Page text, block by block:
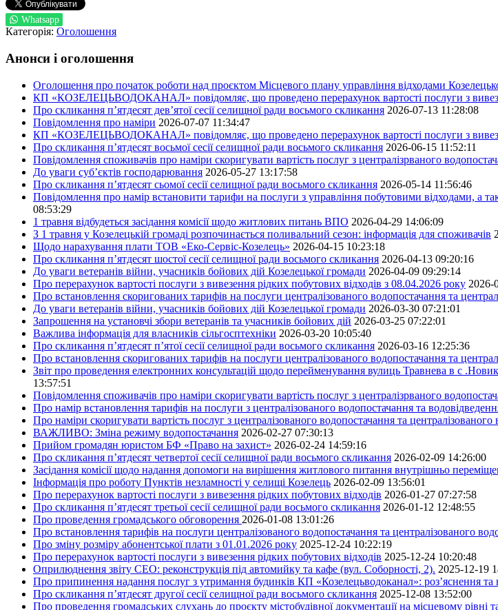
Whatsapp
Категорія: Оголошення
Анонси і оголошення
Оголошення про початок роботи над проєктом Місцевого плану управління відходами
КП «КОЗЕЛЕЦЬВОДОКАНАЛ» повідомляє, що проведено перерахунок вартості послуги з
Про скликання п’ятдесят дев’ятої сесії селищної ради восьмого скликання 2026-07-13 11:28:08
Повідомлення про наміри 2026-07-07 11:34:47
КП «КОЗЕЛЕЦЬВОДОКАНАЛ» повідомляє, що проведено перерахунок вартості послуги з
Про скликання п’ятдесят восьмої сесії селищної ради восьмого скликання 2026-06-15 11:52:11
Повідомлення споживачів про наміри скоригувати вартість послуг з централізрваного
До уваги суб’єктів господарювання 2026-05-27 13:17:58
Про скликання п’ятдесят сьомої сесії селищної ради восьмого скликання 2026-05-14 11:56:46
Повідомлення про намір встановити тарифи на послуги з управління побутовими відходами, а
08:53:29
1 травня відбудеться засідання комісії щодо житлових питань ВПО 2026-04-29 14:06:09
З 1 травня у Козелецькій громаді розпочинається поливальний сезон: інформація для споживачів
Щодо нарахування плати ТОВ «Еко-Сервіс-Козелець» 2026-04-15 10:23:18
Про скликання п’ятдесят шостої сесії селищної ради восьмого скликання 2026-04-13 09:20:16
До уваги ветеранів війни, учасників бойових дій Козелецької громади 2026-04-09 09:29:14
Про перерахунок вартості послуги з вивезення рідких побутових відходів з 08.04.2026 року 2026-
Про встановлення скоригованих тарифів на послуги централізованого водопостачання та
До уваги ветеранів війни, учасників бойових дій Козелецької громади 2026-03-30 07:21:01
Запрошення на установчі збори ветеранів та учасників бойових дій 2026-03-25 07:22:01
Важлива інформація для власників сільгосптехніки 2026-03-20 10:05:40
Про скликання п’ятдесят п’ятої сесії селищної ради восьмого скликання 2026-03-16 12:25:36
Про встановлення скоригованих тарифів на послуги централізованого водопостачання та
Звіт про проведення електронних консультацій щодо перейменування вулиць Травнева в с
13:57:51
Повідомлення споживачів про наміри скоригувати вартість послуг з централізрваного
Про намір встановлення тарифів на послуги з централізованого водопостачання та
Про наміри скоригувати вартість послуг з централізованого водопостачання та
ВАЖЛИВО: Зміна режиму водопостачання 2026-02-27 07:30:13
Прийом громадян юристом БФ «Право на захист» 2026-02-24 14:59:16
Про скликання п’ятдесят четвертої сесії селищної ради восьмого скликання 2026-02-09 14:26:00
Засідання комісії щодо надання допомоги на вирішення житлового питання внутрішньо
Інформація про роботу Пунктів незламності у селищі Козелець 2026-02-09 13:56:01
Про перерахунок вартості послуги з вивезення рідких побутових відходів 2026-01-27 07:27:58
Про скликання п’ятдесят третьої сесії селищної ради восьмого скликання 2026-01-12 12:48:55
Про проведення громадського обговорення 2026-01-08 13:01:26
Про встановлення тарифів на послуги централізованого водопостачання та централізованого
Про зміну розміру абонентської плати з 01.01.2026 року 2025-12-24 10:22:19
Про перерахунок вартості послуги з вивезення рідких побутових відходів 2025-12-24 10:20:48
Оприлюднення звіту СЕО: реконструкція під автомийку та кафе (вул. Соборності, 2). 2025-12-19
Про припинення надання послуг з утримання будинків КП «Козелецьводоканал»: роз’яснення та
Про скликання п’ятдесят другої сесії селищної ради восьмого скликання 2025-12-08 13:52:00
Про проведення громадських слухань до проєкту містобудівної документації на місцевому рівні